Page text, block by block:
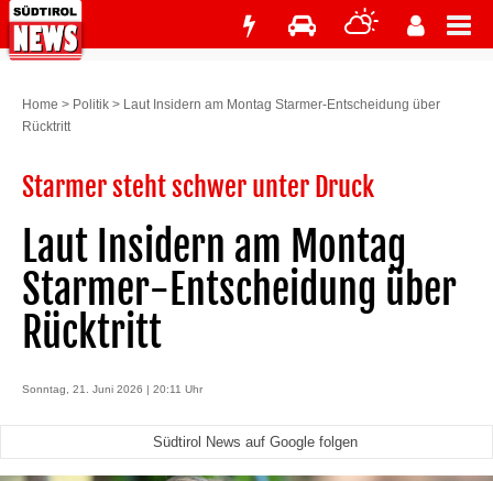
Home > Politik > Laut Insidern am Montag Starmer-Entscheidung über
Rücktritt
Starmer steht schwer unter Druck
Laut Insidern am Montag
Starmer-Entscheidung über
Rücktritt
Sonntag, 21. Juni 2026 | 20:11 Uhr
Südtirol News auf Google folgen